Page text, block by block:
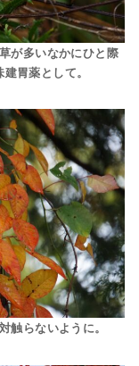
が多いなかにひと際
胃薬として。
触らないように。